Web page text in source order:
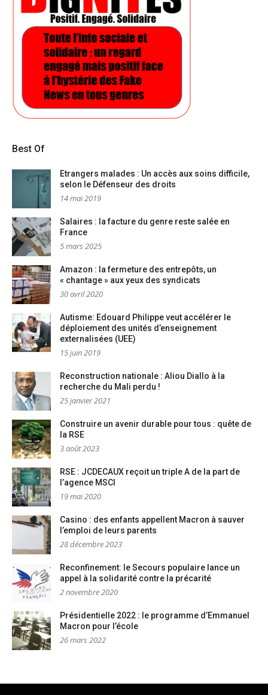
Best Of
Etrangers malades : Un accès aux soins difficile,
selon le Défenseur des droits
14 mai 2019
Salaires : la facture du genre reste salée en
France
5 mars 2025
Amazon : la fermeture des entrepôts, un
« chantage » aux yeux des syndicats
30 avril 2020
Autisme: Edouard Philippe veut accélérer le
déploiement des unités d’enseignement
externalisées (UEE)
15 juin 2019
Reconstruction nationale : Aliou Diallo à la
recherche du Mali perdu !
25 janvier 2021
Construire un avenir durable pour tous : quête de
la RSE
3 août 2023
RSE : JCDECAUX reçoit un triple A de la part de
l’agence MSCI
19 mai 2020
Casino : des enfants appellent Macron à sauver
l’emploi de leurs parents
28 décembre 2023
Reconfinement: le Secours populaire lance un
appel à la solidarité contre la précarité
2 novembre 2020
Présidentielle 2022 : le programme d’Emmanuel
Macron pour l’école
26 mars 2022